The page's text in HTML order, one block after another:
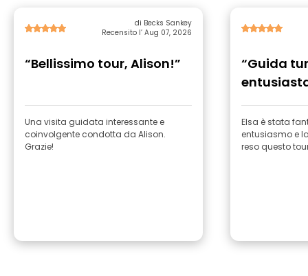
di Becks Sankey
Recensito l’ Aug 07, 2026
“Bellissimo tour, Alison!”
Una visita guidata interessante e
coinvolgente condotta da Alison.
Grazie!
“Guida
Elsa è stata
entusiasmo e
reso questo